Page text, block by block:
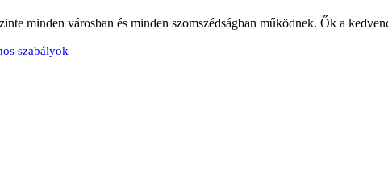
minden városban és minden szomszédságban működnek. Ők a
szabályok